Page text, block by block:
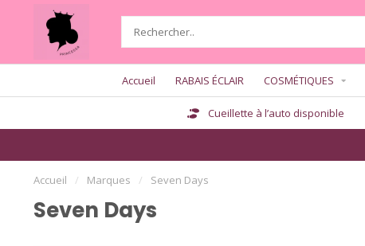
Accueil RABAIS ÉCLAIR COSMÉTIQUES
Cueillette à l’auto disponible
Accueil / Marques / Seven Days
Seven Days